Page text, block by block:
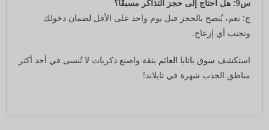
س9: هل أحتاج إلى حجز التذاكر مسبقًا؟
ج: نعم، يُنصح بالحجز قبل يوم واحد على الأقل لضمان دخولك
وتجنب أي إزعاج.
استكشف سوق باتايا العائم بثقة واصنع ذكريات لا تُنسى في أحد أكثر
مناطق الجذب شهرة في تايلاند!